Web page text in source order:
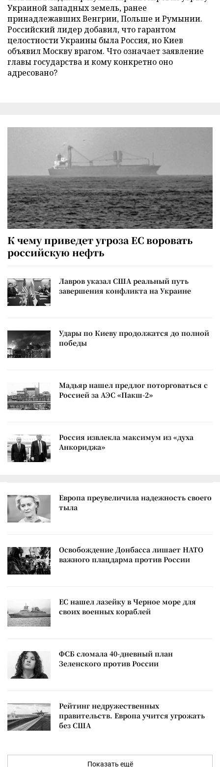
Украиной западных земель, ранее
принадлежавших Венгрии, Польше и Румынии.
Российский лидер добавил, что гарантом
целостности Украины была Россия, но Киев
объявил Москву врагом. Что означает заявление
главы государства и кому конкретно оно
адресовано?
К чему приведет угроза ЕС воровать
российскую нефть
Лавров указал США реальный путь
завершения конфликта на Украине
Удары по Киеву продолжатся до полной
победы
Мадьяр нашел предлог поторговаться с
Россией за АЭС «Пакш-2»
Россия извлекла максимум из «духа
Анкориджа»
Европа преувеличила надежность своего
тыла
Освобождение Донбасса лишает НАТО
важного плацдарма против России
ЕС нашел лазейку в Черное море для
своих военных кораблей
ФСБ сломала 40-дневный план
Зеленского против России
Рейтинг недружественных
правительств. Европа учится угрожать
без США
Показать ещё